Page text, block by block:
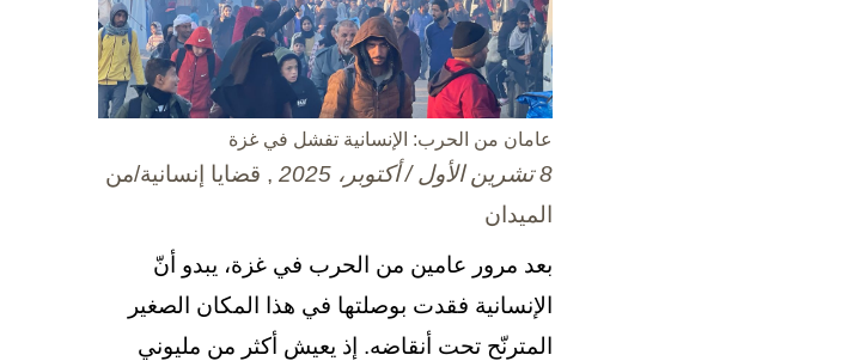
عامان من الحرب: الإنسانية تفشل في غزة
8 تشرين الأول / أكتوبر، 2025
, قضايا إنسانية/من
الميدان
بعد مرور عامين من الحرب في غزة، يبدو أنّ
الإنسانية فقدت بوصلتها في هذا المكان الصغير
المترنّح تحت أنقاضه. إذ يعيش أكثر من مليوني